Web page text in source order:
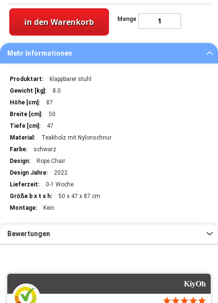
Menge
in den Warenkorb
Mehr Informationen
Mehr
Informationen
klappbarer stuhl
8.0
87
50
47
Teakholz mit Nylonschnur
schwarz
Rope Chair
2022
0-1 Woche
50 x 47 x 87 cm
Kein
Bewertungen
KiyOh